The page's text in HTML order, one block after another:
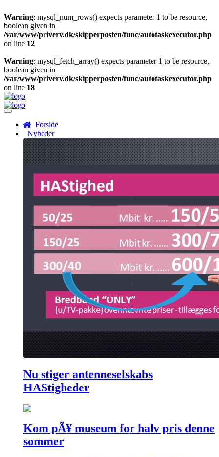
Warning: mysql_num_rows() expects parameter 1 to be resource,
boolean given in
/var/www/priverv.dk/skipperposten/func/autotaskexecutor.php
on line 12
Warning: mysql_fetch_array() expects parameter 1 to be resource,
boolean given in
/var/www/priverv.dk/skipperposten/func/autotaskexecutor.php
on line 18
Menu
Forside
Nyheder
Nu stiger antenneselskabs
HAStigheder
Kom pÃ¥ museum for halv pris denne
sommer